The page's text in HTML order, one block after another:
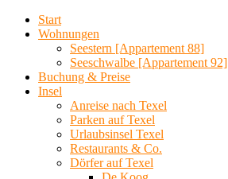
Start
Wohnungen
Seestern [Appartement 88]
Seeschwalbe [Appartement 92]
Buchung & Preise
Insel
Anreise nach Texel
Parken auf Texel
Urlaubsinsel Texel
Restaurants & Co.
Dörfer auf Texel